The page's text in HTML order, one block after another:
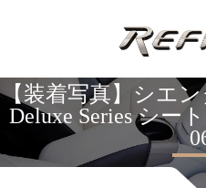
【装着写真】シエン
Deluxe Series シー